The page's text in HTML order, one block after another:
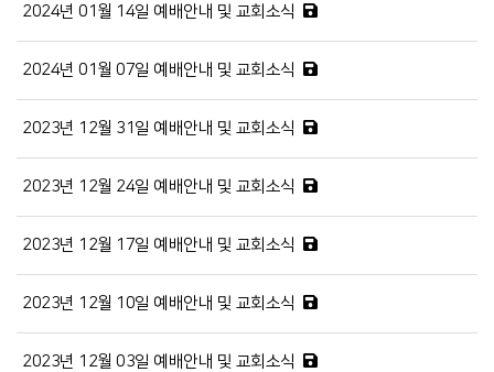
2024년 01월 14일 예배안내 및 교회소식
2024년 01월 07일 예배안내 및 교회소식
2023년 12월 31일 예배안내 및 교회소식
2023년 12월 24일 예배안내 및 교회소식
2023년 12월 17일 예배안내 및 교회소식
2023년 12월 10일 예배안내 및 교회소식
2023년 12월 03일 예배안내 및 교회소식